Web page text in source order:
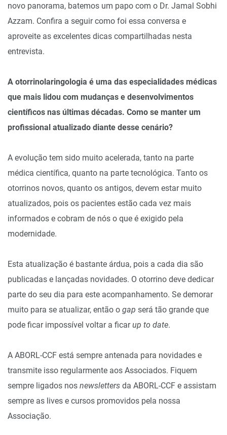
novo panorama, batemos um papo com o Dr. Jamal Sobhi
Azzam. Confira a seguir como foi essa conversa e
aproveite as excelentes dicas compartilhadas nesta
entrevista.
A otorrinolaringologia é uma das especialidades médicas
que mais lidou com mudanças e desenvolvimentos
científicos nas últimas décadas. Como se manter um
profissional atualizado diante desse cenário?
A evolução tem sido muito acelerada, tanto na parte
médica científica, quanto na parte tecnológica. Tanto os
otorrinos novos, quanto os antigos, devem estar muito
atualizados, pois os pacientes estão cada vez mais
informados e cobram de nós o que é exigido pela
modernidade.
Esta atualização é bastante árdua, pois a cada dia são
publicadas e lançadas novidades. O otorrino deve dedicar
parte do seu dia para este acompanhamento. Se demorar
muito para se atualizar, então o gap será tão grande que
pode ficar impossível voltar a ficar up to date.
A ABORL-CCF está sempre antenada para novidades e
transmite isso regularmente aos Associados. Fiquem
sempre ligados nos newsletters da ABORL-CCF e assistam
sempre as lives e cursos promovidos pela nossa
Associação.